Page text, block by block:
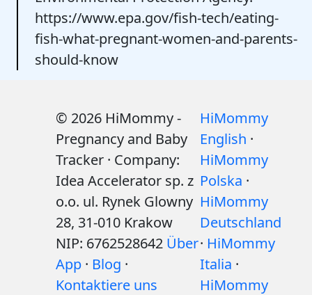
https://www.epa.gov/fish-tech/eating-
fish-what-pregnant-women-and-parents-
should-know
© 2026 HiMommy -
Pregnancy and Baby
Tracker · Company:
Idea Accelerator sp. z
o.o. ul. Rynek Glowny
28, 31-010 Krakow
NIP: 6762528642 Über
App · Blog ·
Kontaktiere uns
HiMommy
English ·
HiMommy
Polska ·
HiMommy
Deutschland
· HiMommy
Italia ·
HiMommy